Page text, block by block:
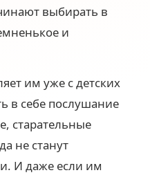
выбирать в
и
им уже с детских
в себе послушание
старательные
не станут
И даже если им